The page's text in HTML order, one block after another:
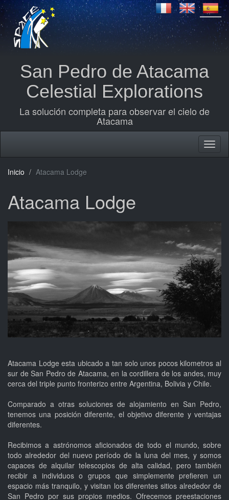
San Pedro de Atacama
Celestial Explorations
La solución completa para observar el cielo de
Atacama
Inicio Atacama Lodge
Atacama Lodge
Atacama Lodge esta ubicado a tan solo unos pocos kilometros al
sur de San Pedro de Atacama, en la cordillera de los andes, muy
cerca del triple punto fronterizo entre Argentina, Bolivia y Chile.
Comparado a otras soluciones de alojamiento en San Pedro,
tenemos una posición diferente, el objetivo diferente y ventajas
diferentes.
Recibimos a astrónomos aficionados de todo el mundo, sobre
todo alrededor del nuevo período de la luna del mes, y somos
capaces de alquilar telescopios de alta calidad, pero también
recibir a individuos o grupos que simplemente prefieren un
espacio más tranquilo, y visitan los diferentes sitios alrededor de
San Pedro por sus propios medios. Ofrecemos preestaciones